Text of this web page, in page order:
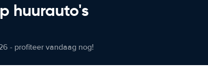
huurauto's
- profiteer vandaag nog!